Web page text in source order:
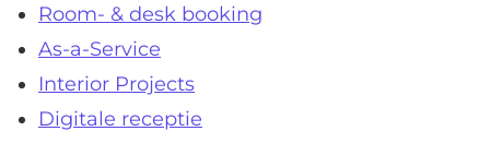
Room- & desk booking
As-a-Service
Interior Projects
Digitale receptie